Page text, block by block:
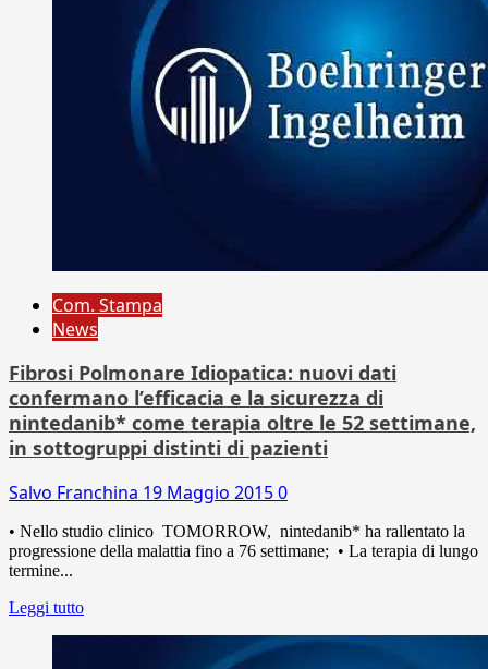
Com. Stampa
News
Fibrosi Polmonare Idiopatica: nuovi dati
confermano l’efficacia e la sicurezza di
nintedanib* come terapia oltre le 52 settimane,
in sottogruppi distinti di pazienti
Salvo Franchina 19 Maggio 20150
• Nello studio clinico TOMORROW, nintedanib* ha rallentato la
progressione della malattia fino a 76 settimane; • La terapia di lungo
termine...
Leggi tutto